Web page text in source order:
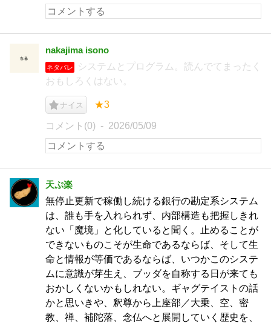
nakajima isono
ネタバレ
システムとプログラム。読んでてまったく
おもしろくはない。
ナイス ★3
コメント(0) 2026/05/09
天ぷ楽
無停止更新で稼働し続ける銀行の勘定系システム
は、誰も手を入れられず、内部構造も把握しきれ
ない「魔境」と化していると聞く。止めることが
できないものこそが生命であるならば、そして生
命と情報が等価であるならば、いつかこのシステ
ムに意識が芽生え、ブッダを自称する日が来ても
おかしくないかもしれない。ギャグテイストの話
かと思いきや、釈尊から上座部／大乗、空、密
教、禅、補陀落、念仏へと展開していく歴史を、